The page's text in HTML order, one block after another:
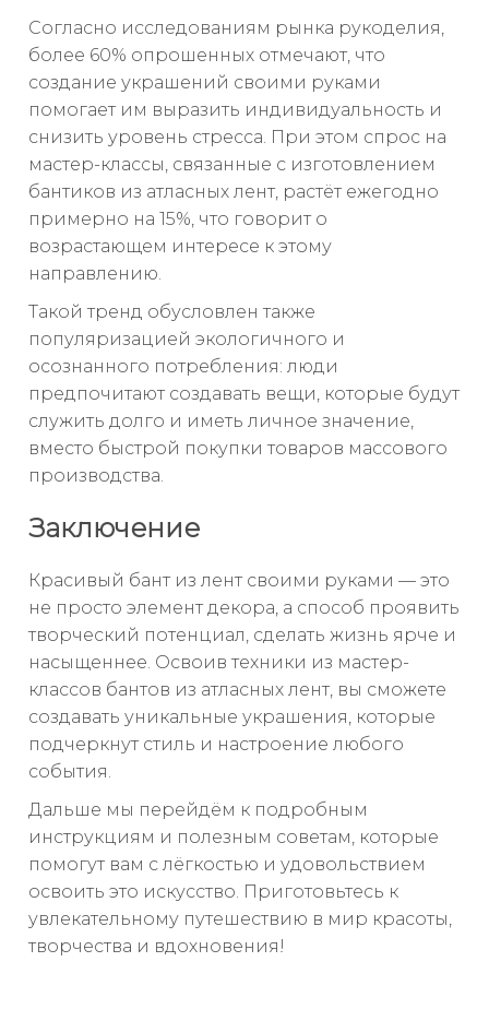
Согласно исследованиям рынка рукоделия,
более 60% опрошенных отмечают, что
создание украшений своими руками
помогает им выразить индивидуальность и
снизить уровень стресса. При этом спрос на
мастер-классы, связанные с изготовлением
бантиков из атласных лент, растёт ежегодно
примерно на 15%, что говорит о
возрастающем интересе к этому
направлению.
Такой тренд обусловлен также
популяризацией экологичного и
осознанного потребления: люди
предпочитают создавать вещи, которые будут
служить долго и иметь личное значение,
вместо быстрой покупки товаров массового
производства.
Заключение
Красивый бант из лент своими руками — это
не просто элемент декора, а способ проявить
творческий потенциал, сделать жизнь ярче и
насыщеннее. Освоив техники из мастер-
классов бантов из атласных лент, вы сможете
создавать уникальные украшения, которые
подчеркнут стиль и настроение любого
события.
Дальше мы перейдём к подробным
инструкциям и полезным советам, которые
помогут вам с лёгкостью и удовольствием
освоить это искусство. Приготовьтесь к
увлекательному путешествию в мир красоты,
творчества и вдохновения!